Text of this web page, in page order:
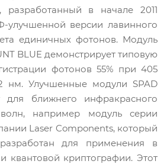
разработанный в начале 2011
улучшенной версии лавинного
единичных фотонов. Модуль
BLUE демонстрирует типовую
фотонов 55% при 405
нм. Улучшенные модули SPAD
для ближнего инфракрасного
например модуль серии
Laser Components, который
для применения в
квантовой криптографии. Этот